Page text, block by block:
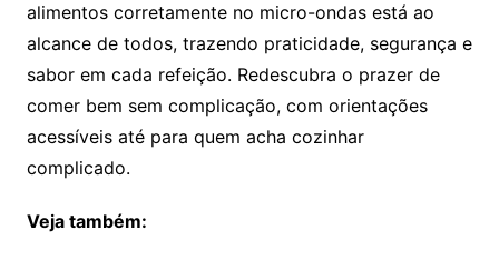
alimentos corretamente no micro-ondas está ao
alcance de todos, trazendo praticidade, segurança e
sabor em cada refeição. Redescubra o prazer de
comer bem sem complicação, com orientações
acessíveis até para quem acha cozinhar
complicado.
Veja também: